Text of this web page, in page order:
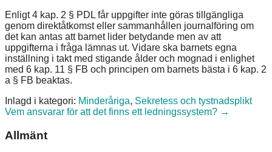
Enligt 4 kap. 2 § PDL får uppgifter inte göras tillgängliga
genom direktåtkomst eller sammanhållen journalföring om
det kan antas att barnet lider betydande men av att
uppgifterna i fråga lämnas ut. Vidare ska barnets egna
inställning i takt med stigande ålder och mognad i enlighet
med 6 kap. 11 § FB och principen om barnets bästa i 6 kap. 2
a § FB beaktas.
Inlagd i kategori: Minderåriga, Sekretess och tystnadsplikt
Posts
navigation
Vem ansvarar för att det finns ett ledningssystem? →
Allmänt